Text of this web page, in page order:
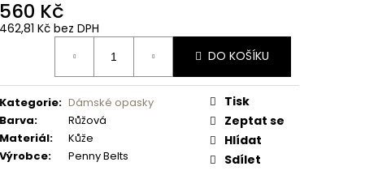
560 Kč
462,81 Kč bez DPH
DO KOŠÍKU
Kategorie: Dámské opasky
Barva:
Růžová
Materiál:
Kůže
Výrobce: Penny Belts
Tisk
Zeptat se
Hlídat
Sdílet
NÁHRADNÍ RGL -